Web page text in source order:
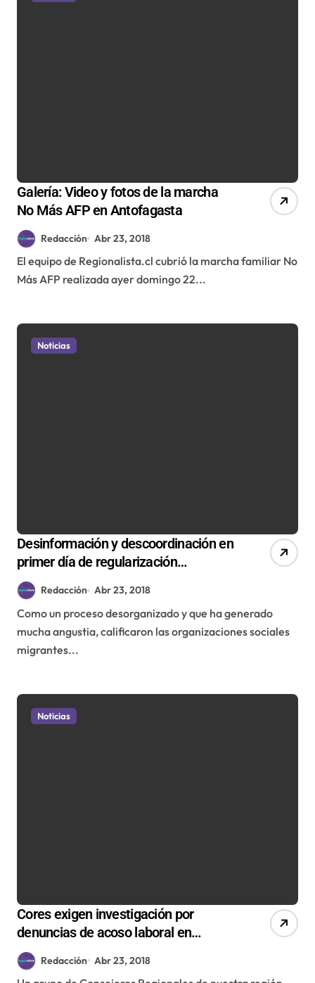
Galería: Video y fotos de la marcha
No Más AFP en Antofagasta
Redacción Abr 23, 2018
El equipo de Regionalista.cl cubrió la marcha familiar No
Más AFP realizada ayer domingo 22...
Noticias
Desinformación y descoordinación en
primer día de regularización
migratoria en Antofagasta
Redacción Abr 23, 2018
Como un proceso desorganizado y que ha generado
mucha angustia, calificaron las organizaciones sociales
migrantes...
Noticias
Cores exigen investigación por
denuncias de acoso laboral en
gobernación de Antofagasta
Redacción Abr 23, 2018